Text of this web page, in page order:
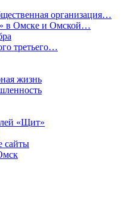
организация…
в Омске и Омской…
третьего…
жизнь
«Щит»
сайты